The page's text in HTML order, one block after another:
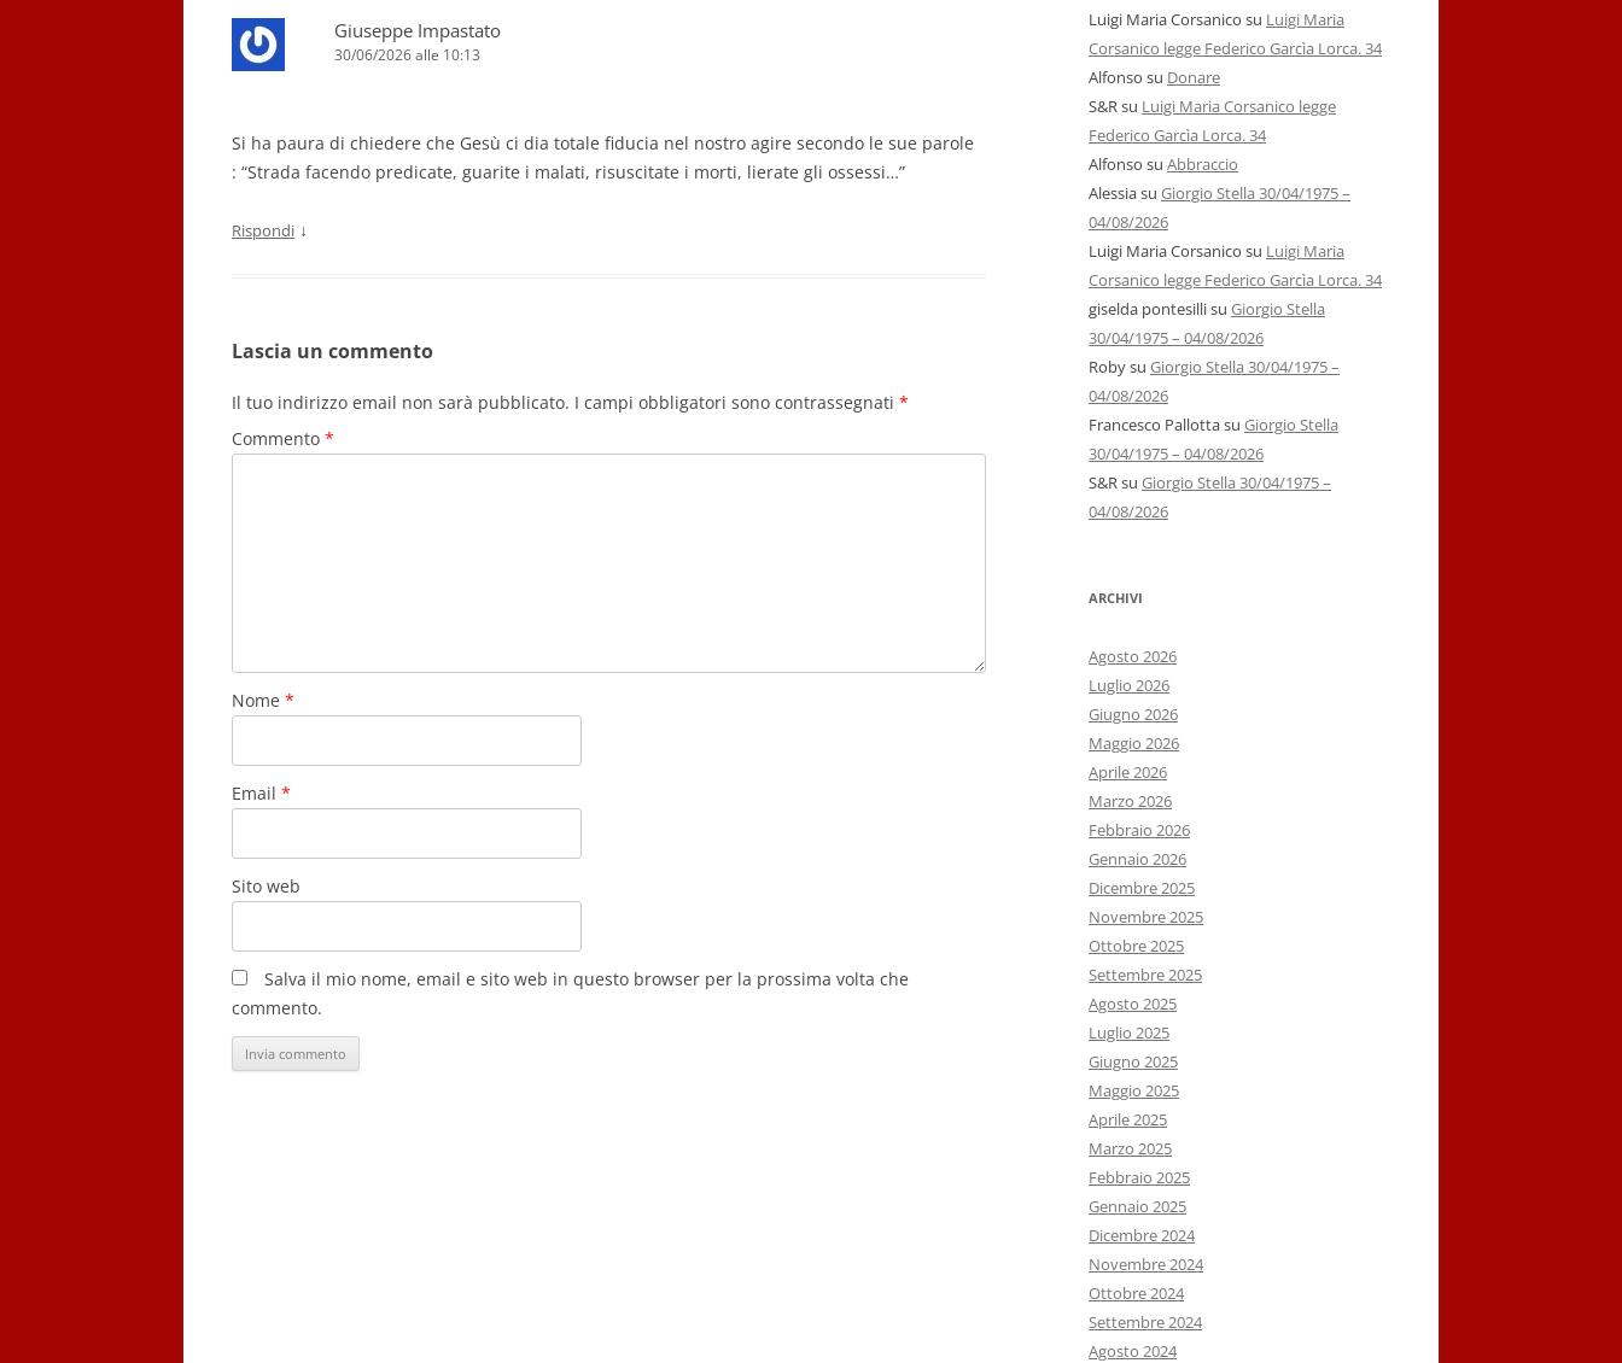
Giuseppe Impastato
30/06/2026 alle 10:13
Si ha paura di chiedere che Gesù ci dia totale fiducia nel nostro agire secondo le sue parole
: “Strada facendo predicate, guarite i malati, risuscitate i morti, lierate gli ossessi…”
Rispondi ↓
Lascia un commento
Il tuo indirizzo email non sarà pubblicato. I campi obbligatori sono contrassegnati *
Commento *
Nome *
Email *
Sito web
Salva il mio nome, email e sito web in questo browser per la prossima volta che
commento.
Luigi Maria Corsanico su Luigi Maria
Corsanico legge Federico Garcìa Lorca. 34
Alfonso su Donare
S&Rsu Luigi Maria Corsanico legge
Federico Garcìa Lorca. 34
Alfonso su Abbraccio
Alessiasu Giorgio Stella 30/04/1975 –
04/08/2026
Luigi Maria Corsanico su Luigi Maria
Corsanico legge Federico Garcìa Lorca. 34
giselda pontesillisu Giorgio Stella
30/04/1975 – 04/08/2026
Robysu Giorgio Stella 30/04/1975 –
04/08/2026
Francesco Pallottasu Giorgio Stella
30/04/1975 – 04/08/2026
S&Rsu Giorgio Stella 30/04/1975 –
04/08/2026
ARCHIVI
Agosto 2026
Luglio 2026
Giugno 2026
Maggio 2026
Aprile 2026
Marzo 2026
Febbraio 2026
Gennaio 2026
Dicembre 2025
Novembre 2025
Ottobre 2025
Settembre 2025
Agosto 2025
Luglio 2025
Giugno 2025
Maggio 2025
Aprile 2025
Marzo 2025
Febbraio 2025
Gennaio 2025
Dicembre 2024
Novembre 2024
Ottobre 2024
Settembre 2024
Agosto 2024